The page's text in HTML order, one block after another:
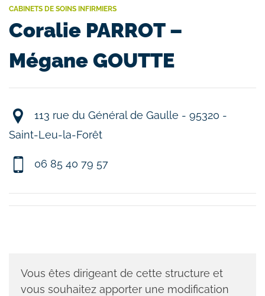
CABINETS DE SOINS INFIRMIERS
Coralie PARROT –
Mégane GOUTTE
113 rue du Général de Gaulle - 95320 -
Saint-Leu-la-Forêt
06 85 40 79 57
Vous êtes dirigeant de cette structure et
vous souhaitez apporter une modification